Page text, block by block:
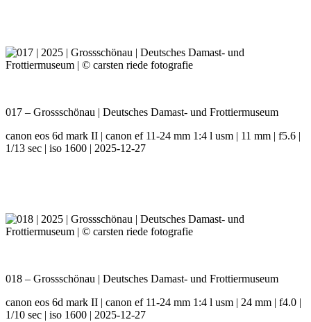
017 – Grossschönau | Deutsches Damast- und Frottiermuseum
canon eos 6d mark II | canon ef 11-24 mm 1:4 l usm | 11 mm | f5.6 |
1/13 sec | iso 1600 | 2025-12-27
018 – Grossschönau | Deutsches Damast- und Frottiermuseum
canon eos 6d mark II | canon ef 11-24 mm 1:4 l usm | 24 mm | f4.0 |
1/10 sec | iso 1600 | 2025-12-27